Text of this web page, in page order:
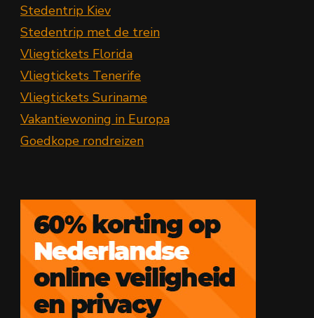
Stedentrip Kiev
Stedentrip met de trein
Vliegtickets Florida
Vliegtickets Tenerife
Vliegtickets Suriname
Vakantiewoning in Europa
Goedkope rondreizen